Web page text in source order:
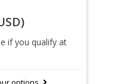
if you qualify at